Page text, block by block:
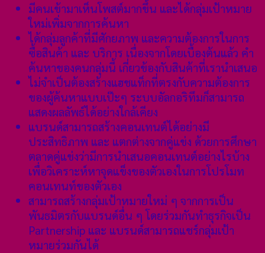
มีคนเข้ามาเห็นโพสต์มากขึ้น และได้กลุ่มเป้าหมาย
ใหม่เพิ่มจากการค้นหา
ได้กลุ่มลูกค้าที่มีศักยภาพ และความต้องการในการ
ซื้อสินค้า และ บริการ เนื่องจากโดยเบื้องต้นแล้ว คำ
ค้นหาของคนกลุ่มนี้ เกี่ยวข้องกับสินค้าที่เรานำเสนอ
ไม่จำเป็นต้องสร้างแฮชแท็กที่ตรงกับความต้องการ
ของผู้ค้นหาแบบเป๊ะๆ ระบบอัลกอริทึมก็สามารถ
แสดงผลลัพธ์ได้อย่างใกล้เคียง
แบรนด์สามารถสร้างคอนเทนต์ได้อย่างมี
ประสิทธิภาพ และ แตกต่างจากคู่แข่ง ด้วยการศึกษา
ตลาดคู่แข่งว่ามีการนำเสนอคอนเทนต์อย่างไรบ้าง
เพื่อวิเคราะห์หาจุดแข็งของตัวเองในการโปรโมท
คอนเทนท์ของตัวเอง
สามารถสร้างกลุ่มเป้าหมายใหม่ ๆ จากการเป็น
พันธมิตรกับแบรนด์อื่น ๆ โดยร่วมกันทำธุรกิจเป็น
Partnership และ แบรนด์สามารถแชร์กลุ่มเป้า
หมายร่วมกันได้